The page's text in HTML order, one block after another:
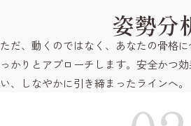
姿勢分
ただ、動くのではなく、あなたの骨格
っかりとアプローチします。安全かつ
い、しなやかに引き締まったラインへ。